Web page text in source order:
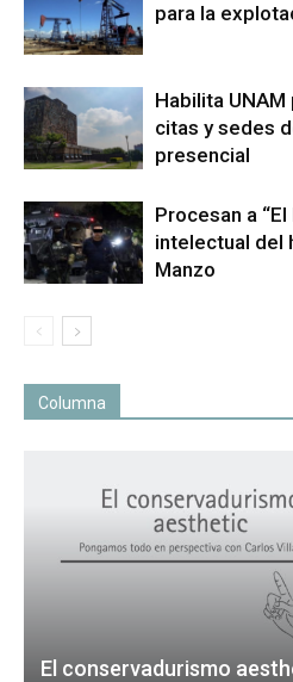
para la
Habilita
citas y sedes
presencial
Procesan a
intelectual del
Manzo
Columna
El conservadurismo